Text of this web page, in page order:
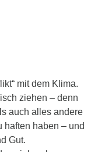
mit dem Klima.
ziehen – denn
auch alles andere
haften haben – und
Gut.